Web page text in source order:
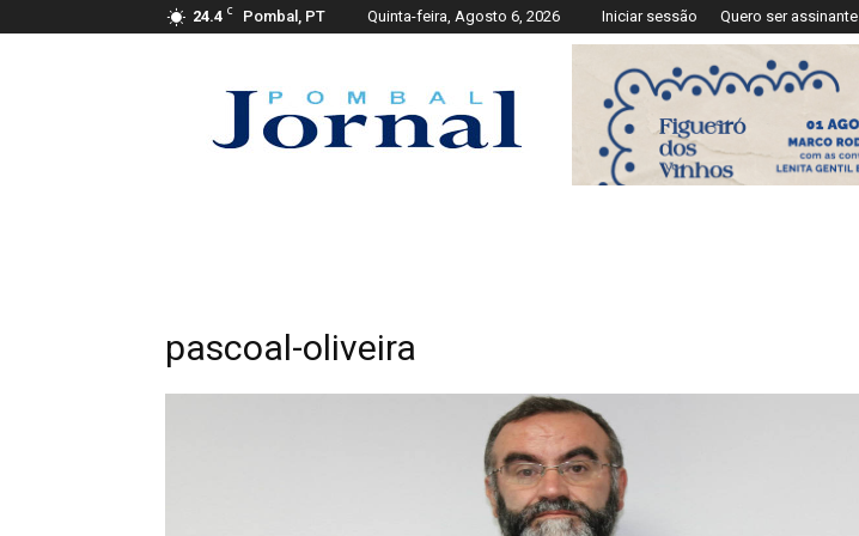
24.4 C Pombal, PT Quinta-feira, Agosto 6, 2026 Iniciar sessão Quero ser
Jornal
pascoal-oliveira